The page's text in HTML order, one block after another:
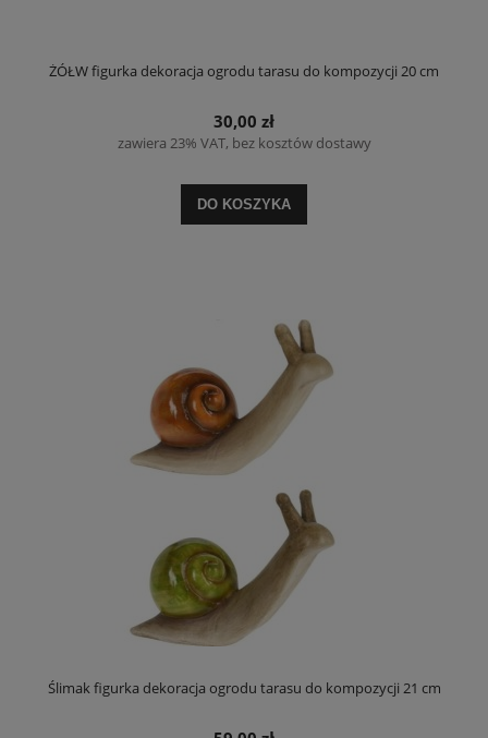
ŻÓŁW figurka dekoracja ogrodu tarasu do kompozycji 20 cm
30,00 zł
zawiera 23% VAT, bez kosztów dostawy
DO KOSZYKA
Ślimak figurka dekoracja ogrodu tarasu do kompozycji 21 cm